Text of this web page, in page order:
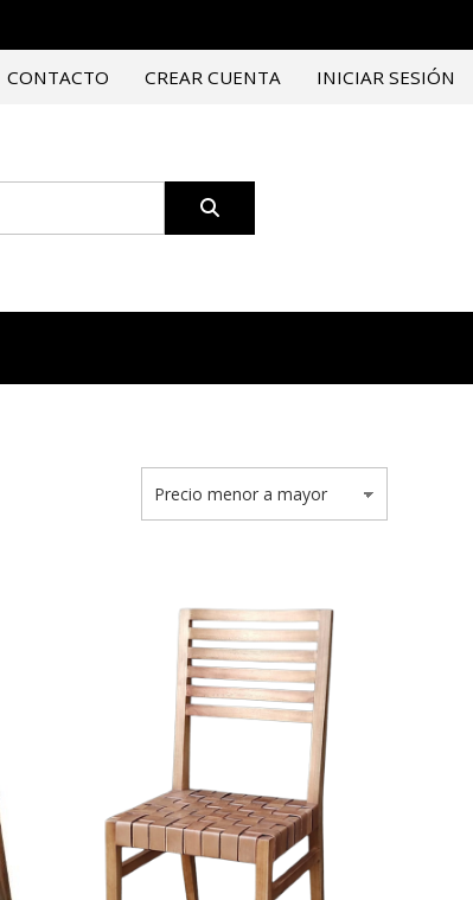
CONTACTO CREAR CUENTA INICIAR SESIÓN